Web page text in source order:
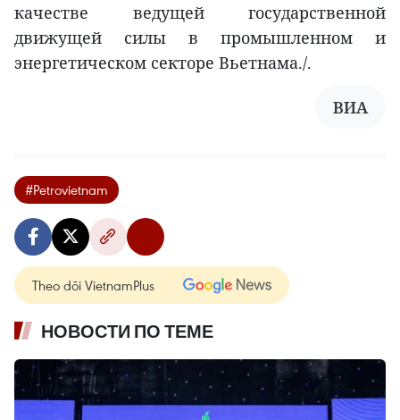
качестве ведущей государственной
движущей силы в промышленном и
энергетическом секторе Вьетнама./.
ВИА
#Petrovietnam
Theo dõi VietnamPlus
НОВОСТИ ПО ТЕМЕ